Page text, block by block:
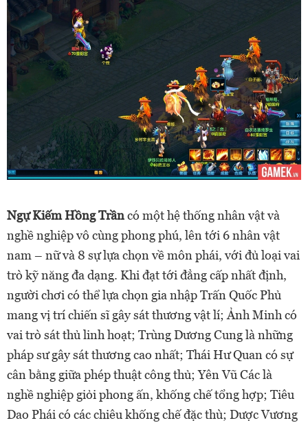
Ngự Kiếm Hồng Trầncó một hệ thống nhân vật và
nghề nghiệp vô cùng phong phú, lên tới 6 nhân vật
nam – nữ và 8 sự lựa chọn về môn phái, với đủ loại vai
trò kỹ năng đa dạng. Khi đạt tới đẳng cấp nhất định,
người chơi có thể lựa chọn gia nhập Trấn Quốc Phủ
mang vị trí chiến sĩ gây sát thương vật lí; Ảnh Minh có
vai trò sát thủ linh hoạt; Trùng Dương Cung là những
pháp sư gây sát thương cao nhất; Thái Hư Quan có sự
cân bằng giữa phép thuật công thủ; Yên Vũ Các là
nghề nghiệp giỏi phong ấn, khống chế tổng hợp; Tiêu
Dao Phái có các chiêu khống chế đặc thù; Dược Vương